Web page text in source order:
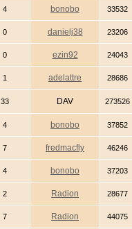
4 bonobo 33532
0 danielj38 23206
0 ezin92 24043
1 adelattre 28686
33 DAV 273526
4 bonobo 37852
7 fredmacfly 46246
4 bonobo 37203
2 Radion 28677
7 Radion 44075